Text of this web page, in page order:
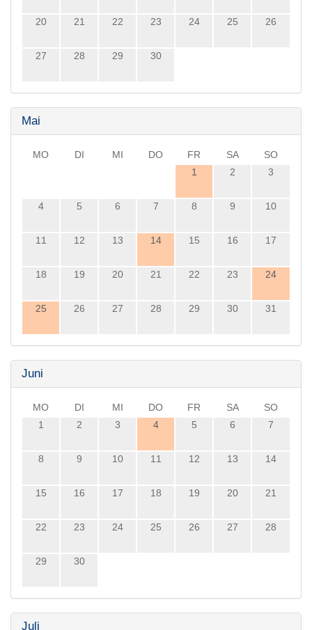
20 21 22 23 24 25 26
27 28 29 30
Mai
MO DI MI DO FR SA
SO
1
2 3
4 5 6 7 8 9 10
11 12 13 14 15 16 17
18 19 20 21 22 23 24
25 26 27 28 29 30 31
Juni
MO DI MI DO FR SA
SO
1
2 3 4 5 6 7
8 9 10 11 12 13 14
15 16 17 18 19 20 21
22 23 24 25 26 27 28
29 30
Juli